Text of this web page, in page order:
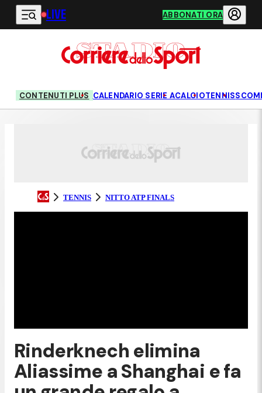
Vai al contenuto principale
LIVE ABBONATI ORA
CONTENUTI PLUS CALENDARIO SERIE ACALCIOTENNIS
TENNIS NITTO ATP FINALS
Rinderknech elimina
Aliassime a Shanghai e fa